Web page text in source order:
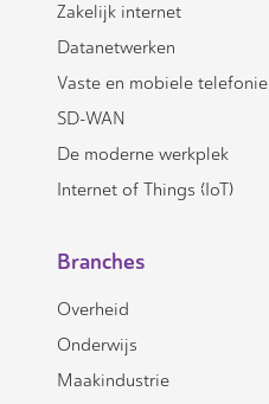
Zakelijk internet
Datanetwerken
Vaste en mobiele telefonie
SD-WAN
De moderne werkplek
Internet of Things (IoT)
Branches
Overheid
Onderwijs
Maakindustrie